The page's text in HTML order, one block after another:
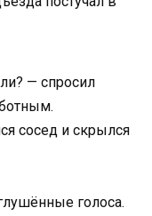
— спросил
сосед и скрылся
голоса.